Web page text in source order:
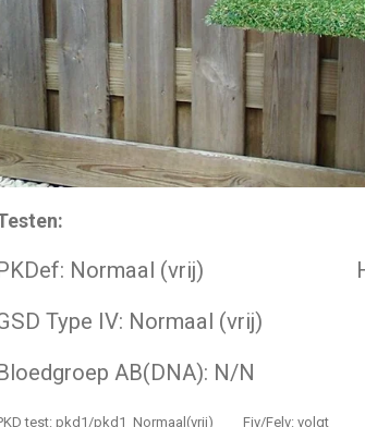
Normaal (vrij)
Type IV: Normaal (vrij)
AB(DNA): N/N
test: pkd1/pkd1 Normaal(vrij) Fiv/Felv: volgt